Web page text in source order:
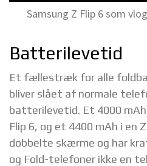
Samsung Z Flip 6 som
Batterilevetid
Et fællestræk for alle
bliver slået af normale
batterilevetid. Et 4000
Flip 6, og et 4400 mAh i en
dobbelte skærme og har
og Fold-telefoner ikke en